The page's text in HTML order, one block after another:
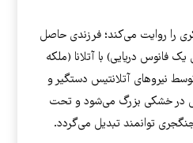
را روایت می‌کند؛ فرزندی حاصل
فانوس دریایی) با آتلانا (ملکه
نیروهای آتلانتیس دستگیر و
در خشکی بزرگ می‌شود و تحت
توانمند تبدیل می‌گردد.